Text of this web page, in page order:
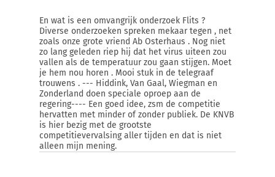
En wat is een omvangrijk onderzoek Flits ?
Diverse onderzoeken spreken mekaar tegen , net
zoals onze grote vriend Ab Osterhaus . Nog niet
zo lang geleden riep hij dat het virus uiteen zou
vallen als de temperatuur zou gaan stijgen. Moet
je hem nou horen . Mooi stuk in de telegraaf
trouwens . --- Hiddink, Van Gaal, Wiegman en
Zonderland doen speciale oproep aan de
regering---- Een goed idee, zsm de competitie
hervatten met minder of zonder publiek. De KNVB
is hier bezig met de grootste
competitievervalsing aller tijden en dat is niet
alleen mijn mening.